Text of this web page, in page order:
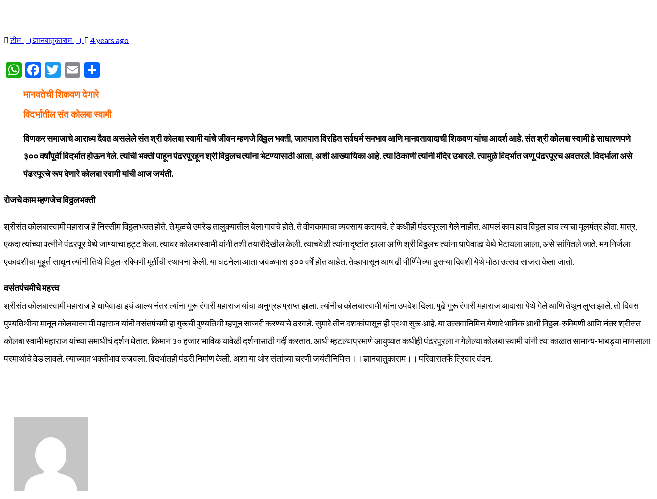
टीम ।।ज्ञानबातुकाराम।। 4 years ago
WhatsApp
Facebook
Twitter
Email
मानवतेची शिकवण देणारे
विदर्भातील संत कोलबा स्वामी
विणकर समाजाचे आराध्य दैवत असलेले संत श्री कोलबा स्वामी यांचे जीवन म्हणजे विठ्ठल भक्ती, जातपात विरहित सर्वधर्म समभाव आणि मानवतावादाची शिकवण यांचा आदर्श आहे. संत श्री कोलबा स्वामी हे साधारणपणे
३०० वर्षांपूर्वी विदर्भात होऊन गेले. त्यांची भक्ती पाहून पंढरपूरहून श्री विठ्ठलच त्यांना भेटण्यासाठी आला, अशी आख्यायिका आहे. त्या ठिकाणी त्यांनी मंदिर उभारले. त्यामुळे विदर्भात जणू पंढरपूरच अवतरले. विदर्भाला असे
पंढरपूरचे रूप देणारे कोलबा स्वामी यांची आज जयंती.
रोजचे काम म्हणजेच विठ्ठलभक्ती
श्रीसंत कोलबास्वामी महाराज हे निस्सीम विठ्ठलभक्त होते. ते मूळचे उमरेड तालुक्‍यातील बेला गावचे होते. ते वीणकामाचा व्यवसाय करायचे. ते कधीही पंढरपूरला गेले नाहीत. आपलं काम हाच विठ्ठल हाच त्यांचा मूलमंत्र होता. मात्र,
एकदा त्यांच्या पत्नीने पंढरपूर येथे जाण्याचा हट्ट केला. त्यावर कोलबास्वामी यांनी तशी तयारीदेखील केली. त्याचवेळी त्यांना दृष्टांत झाला आणि श्री विठ्ठलच त्यांना धापेवाडा येथे भेटायला आला, असे सांगितले जाते. मग निर्जला
एकादशीचा मुहूर्त साधून त्यांनी तिथे विठ्ठल-रक्‍मिणी मूर्तीची स्थापना केली. या घटनेला आता जवळपास ३०० वर्षे होत आहेत. तेव्हापासून आषाढी पौर्णिमेच्या दुसऱ्या दिवशी येथे मोठा उत्सव साजरा केला जातो.
वसंतपंचमीचे महत्त्व
श्रीसंत कोलबास्वामी महाराज हे धापेवाडा इथं आल्यानंतर त्यांना गुरू रंगारी महाराज यांचा अनुग्रह प्राप्त झाला. त्यांनीच कोलबास्वामी यांना उपदेश दिला. पुढे गुरू रंगारी महाराज आदासा येथे गेले आणि तेथून लुप्त झाले. तो दिवस
पुण्यतिथीचा मानून कोलबास्वामी महाराज यांनी वसंतपंचमी हा गुरूची पुण्यतिथी म्हणून साजरी करण्याचे ठरवले. सुमारे तीन दशकांपासून ही प्रथा सुरू आहे. या उत्सवानिमित्त येणारे भाविक आधी विठ्ठल-रुक्‍मिणी आणि नंतर श्रीसंत
कोलबा स्वामी महाराज यांच्या समाधीचं दर्शन घेतात. किमान ३० हजार भाविक यावेळी दर्शनासाठी गर्दी करतात. आधी म्हटल्याप्रमाणे आयुष्यात कधीही पंढरपूरला न गेलेल्या कोलबा स्वामी यांनी त्या काळात सामान्य-भाबड्या माणसाला
परमार्थाचे वेड लावले. त्याच्यात भक्‍तीभाव रुजवला. विदर्भातही पंढरी निर्माण केली. अशा या थोर संतांच्या चरणी जयंतीनिमित्त ।।ज्ञानबातुकाराम।। परिवारातर्फे त्रिवार वंदन.